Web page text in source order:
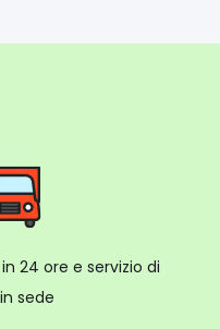
24 ore e servizio di
sede